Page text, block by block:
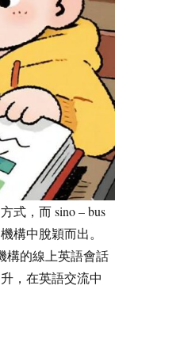
式，而 sino – bus
構中脫穎而出。
構的線上英語會話
，在英語交流中